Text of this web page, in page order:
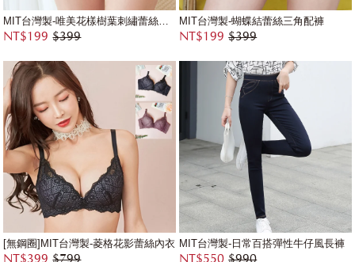
NT$199 $399
MIT台灣製-蝴蝶結蕾絲三角配褲
NT$199 $399
[無鋼圈]MIT台灣製-菱格花影蕾絲內衣 MIT台灣製-日常百搭彈性牛仔風長褲